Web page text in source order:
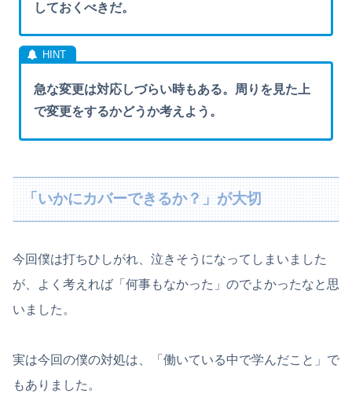
しておくべきだ。
急な変更は対応しづらい時もある。周りを見た上
で変更をするかどうか考えよう。
「いかにカバーできるか？」が大切
今回僕は打ちひしがれ、泣きそうになってしまいました
が、よく考えれば「何事もなかった」のでよかったなと思
いました。
実は今回の僕の対処は、「働いている中で学んだこと」で
もありました。